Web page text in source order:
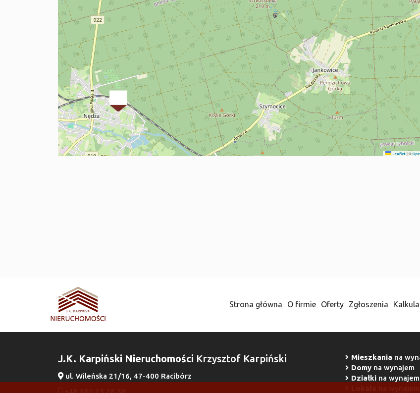
Leaflet |©
Strona główna O firmie Oferty Zgłoszenia
J.K. Karpiński Nieruchomości Krzysztof Karpiński
ul. Wileńska 21/16, 47-400 Racibórz
Mieszkania na
Domy na wynajem
Działki na wynajem